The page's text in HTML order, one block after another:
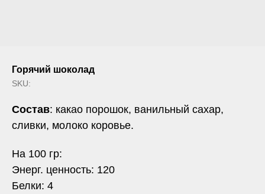
Горячий шоколад
SKU:
Состав: какао порошок, ванильный сахар,
сливки, молоко коровье.
На 100 гр:
Энерг. ценность: 120
Белки: 4